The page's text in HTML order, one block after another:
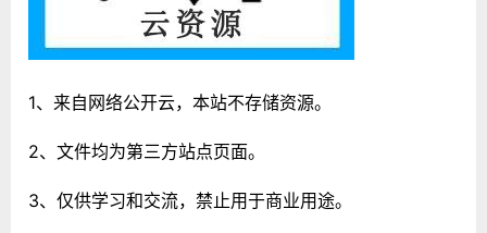
1、来自网络公开云，本站不存储资源。
2、文件均为第三方站点页面。
3、仅供学习和交流，禁止用于商业用途。